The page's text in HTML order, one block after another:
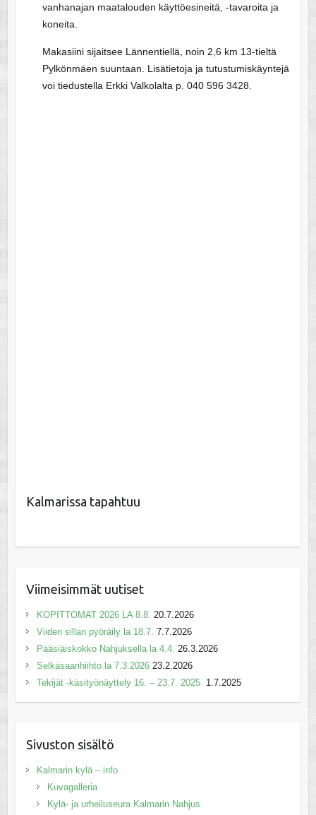
vanhanajan maatalouden käyttöesineitä, -tavaroita ja
koneita.
Makasiini sijaitsee Lännentiellä, noin 2,6 km 13-tieltä
Pylkönmäen suuntaan. Lisätietoja ja tutustumiskäyntejä
voi tiedustella Erkki Valkolalta p. 040 596 3428.
Kalmarissa tapahtuu
Viimeisimmät uutiset
KOPITTOMAT 2026 LA 8.8. 20.7.2026
Viiden sillan pyöräily la 18.7. 7.7.2026
Pääsiäiskokko Nahjuksella la 4.4. 26.3.2026
Selkäsaarihiihto la 7.3.2026 23.2.2026
Tekijät -käsityönäyttely 16. – 23.7. 2025 1.7.2025
Sivuston sisältö
Kalmarin kylä – info
Kuvagalleria
Kylä- ja urheiluseura Kalmarin Nahjus